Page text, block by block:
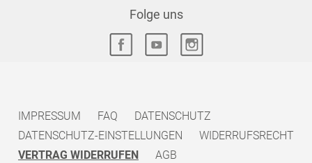
Folge uns
IMPRESSUM FAQ
DATENSCHUTZ
DATENSCHUTZ-EINSTELLUNGEN
WIDERRUFSRECHT
VERTRAG WIDERRUFEN
AGB